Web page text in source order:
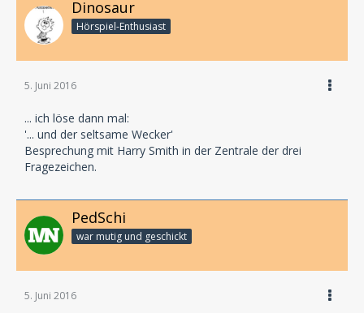
Dinosaur
Hörspiel-En­thu­si­ast
5. Juni 2016
... ich löse dann mal:
'... und der seltsame Wecker'
Besprechung mit Harry Smith in der Zentrale der drei
Fragezeichen.
PedSchi
war mutig und geschickt
5. Juni 2016